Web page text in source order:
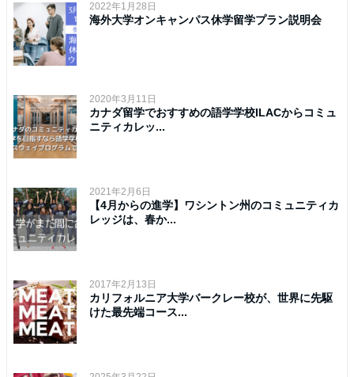
2022年1月28日
海外大学オンキャンパス休学留学プラン説明会
2020年3月11日
カナダ留学でおすすめの語学学校ILACからコミュ
ニティカレッ...
2021年2月6日
【4月からの進学】ワシントン州のコミュニティカ
レッジは、春か...
2017年2月13日
カリフォルニア大学バークレー校が、世界に先駆
けた最先端コース...